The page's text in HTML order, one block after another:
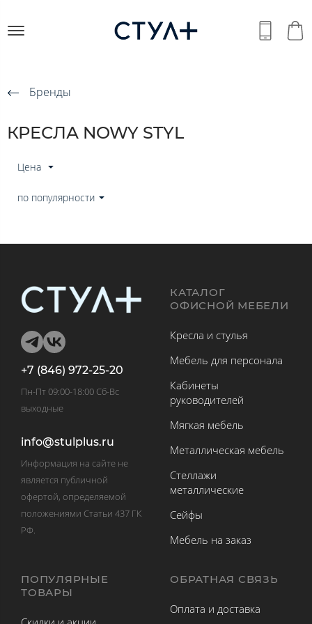
Бренды
КРЕСЛА NOWY STYL
Цена
по популярности
+7 (846) 972-25-20
Пн-Пт 09:00-18:00 Сб-Вс
выходные
info@stulplus.ru
Информация на сайте не
является публичной
офертой, определяемой
положениями Статьи 437 ГК
РФ.
КАТАЛОГ
ОФИСНОЙ МЕБЕЛИ
Кресла и стулья
Мебель для персонала
Кабинеты
руководителей
Мягкая мебель
Металлическая мебель
Стеллажи
металлические
Сейфы
Мебель на заказ
ПОПУЛЯРНЫЕ
ТОВАРЫ
ОБРАТНАЯ СВЯЗЬ
Оплата и доставка